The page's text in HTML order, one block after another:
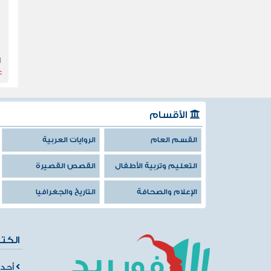
الأقسام
القسم العام الروايات العربية
التعليم وتربية الأطفال القصص القصيرة
الإعلام والصحافة التاريخ والجغرافيا